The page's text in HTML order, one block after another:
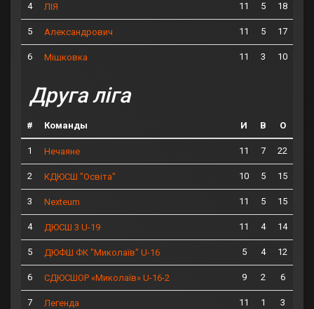
4 ЛІЯ 11 5 18
5 Александрович 11 5 17
6 Мішковка 11 3 10
Друга ліга
# Команды И В О
1 Нечаяне 11 7 22
2 КДЮСШ "Освіта" 10 5 15
3 Nexteum 11 5 15
4 ДЮСШ 3 U-19 11 4 14
5 ДЮФШ ФК "Миколаїв" U-16 5 4 12
6 СДЮСШОР «Миколаїв» U-16-2 9 2 6
7 Легенда 11 1 3